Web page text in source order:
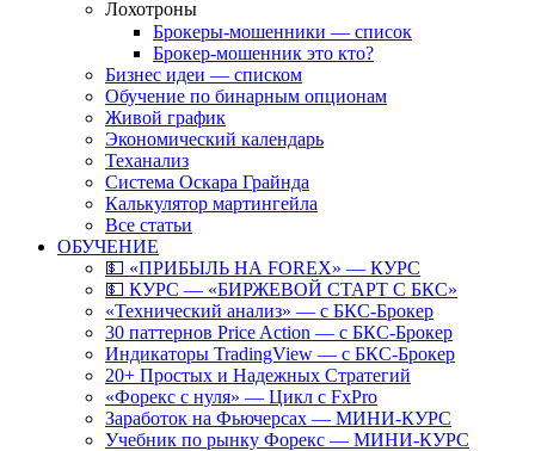
Лохотроны
Брокеры-мошенники — список
Брокер-мошенник это кто?
Бизнес идеи — списком
Обучение по бинарным опционам
Живой график
Экономический календарь
Теханализ
Система Оскара Грайнда
Калькулятор мартингейла
Все статьи
ОБУЧЕНИЕ
💵 «ПРИБЫЛЬ НА FOREX» — КУРС
💵 КУРС — «БИРЖЕВОЙ СТАРТ С БКС»
«Технический анализ» — с БКС-Брокер
30 паттернов Price Action — с БКС-Брокер
Индикаторы TradingView — с БКС-Брокер
20+ Простых и Надежных Стратегий
«Форекс с нуля» — Цикл с FxPro
Заработок на Фьючерсах — МИНИ-КУРС
Учебник по рынку Форекс — МИНИ-КУРС